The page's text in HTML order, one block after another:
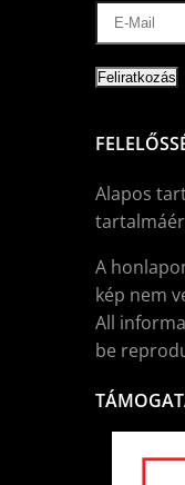
Alapos
A
kép nem
All
be